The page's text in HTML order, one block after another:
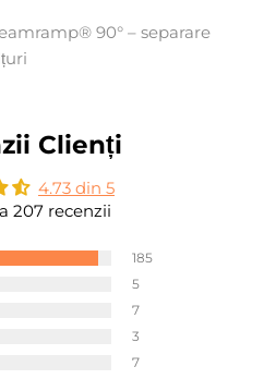
90° – separare
Clienți
4.73 din 5
207 recenzii
185
5
7
3
7